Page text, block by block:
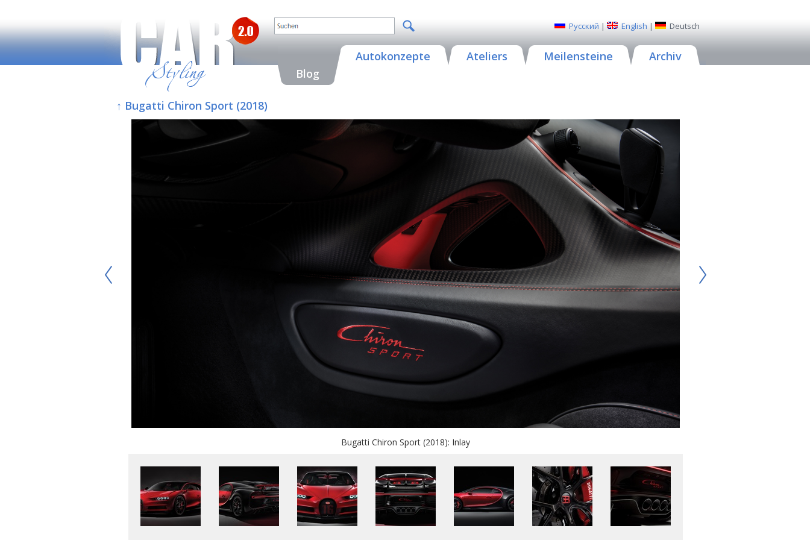
Русский | English | Deutsch
Blog
Autokonzepte Ateliers Meilensteine Archiv
↑ Bugatti Chiron Sport (2018)
Bugatti Chiron Sport (2018): Inlay